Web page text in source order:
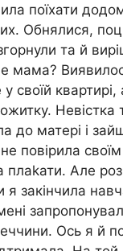
поїхати
Обнялися,
та й
мама?
своїй
Невістка
до матері і
повірила
плаkати. Але
я закінчила
Ось я й